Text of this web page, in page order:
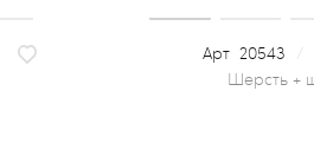
20543